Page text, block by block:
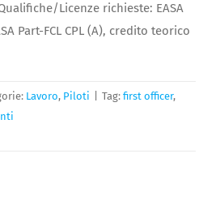
Licenze richieste: EASA
Part-FCL CPL (A), credito teorico
Lavoro, Piloti Tag: first officer,